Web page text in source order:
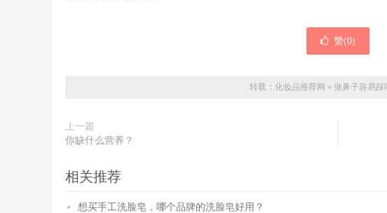
赞(0)
转载： 化妆品推荐网 » 做鼻子容易踩
上一篇
你缺什么营养？
相关推荐
想买手工洗脸皂，哪个品牌的洗脸皂好用？